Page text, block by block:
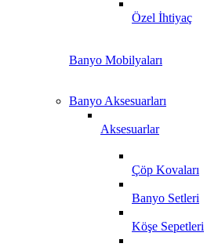
Özel İhtiyaç
Banyo Mobilyaları
Banyo Aksesuarları
Aksesuarlar
Çöp Kovaları
Banyo Setleri
Köşe Sepetleri